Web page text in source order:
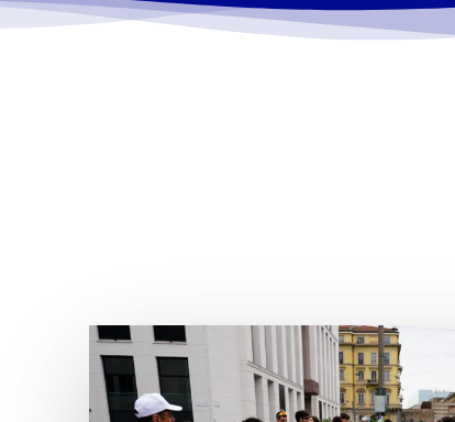
Play Video